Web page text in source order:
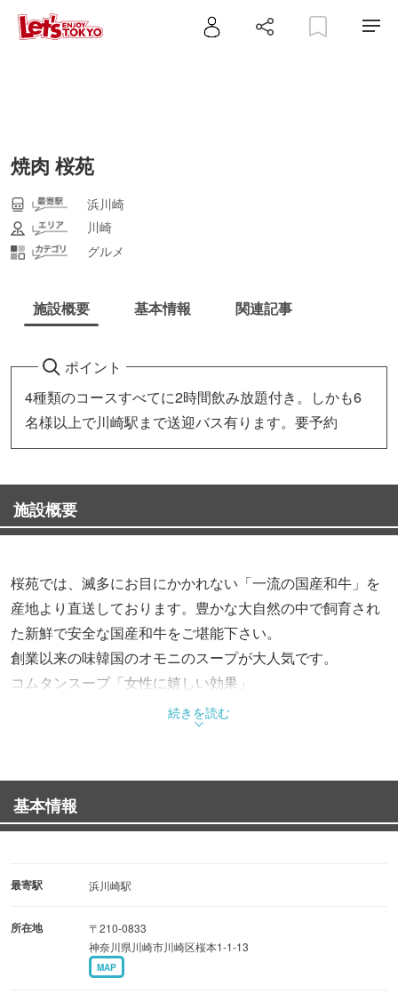
焼肉 桜苑
浜川崎
川崎
グルメ
施設概要 基本情報 関連記事
ポイント
4種類のコースすべてに2時間飲み放題付き。しかも6
名様以上で川崎駅まで送迎バス有ります。要予約
施設概要
桜苑では、滅多にお目にかかれない「一流の国産和牛」を
産地より直送しております。豊かな大自然の中で飼育され
た新鮮で安全な国産和牛をご堪能下さい。
創業以来の味韓国のオモニのスープが大人気です。
コムタンスープ「女性に嬉しい効果」
タルケジャンスープ「鶏1羽をじっくり煮込み、野菜やい
もがら（里芋の茎）を加えたスープ」
気」
続きを読む
基本情報
最寄駅 浜川崎駅
所在地
〒210-0833
神奈川県川崎市川崎区桜本1-1-13
MAP